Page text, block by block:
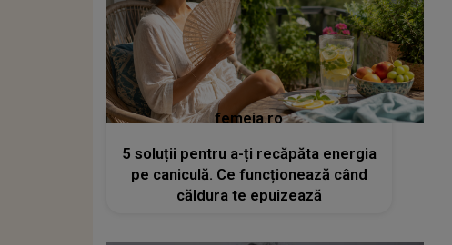
femeia.ro
5 soluții pentru a-ți recăpăta energia
pe caniculă. Ce funcționează când
căldura te epuizează